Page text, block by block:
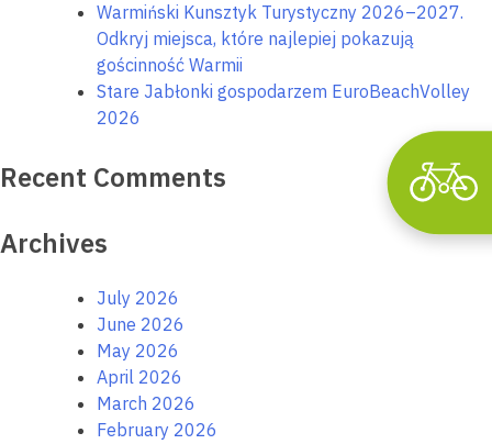
Warmiński Kunsztyk Turystyczny 2026–2027.
Odkryj miejsca, które najlepiej pokazują
gościnność Warmii
Stare Jabłonki gospodarzem EuroBeachVolley
2026
Recent Comments
Archives
July 2026
June 2026
May 2026
April 2026
March 2026
February 2026